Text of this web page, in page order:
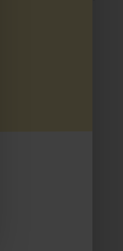
megjelenést